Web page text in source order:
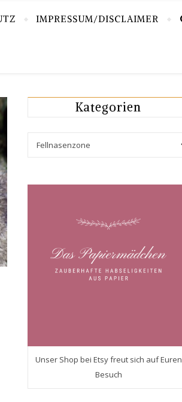
IMPRESSUM/DISCLAIMER
Kategorien
Kategorien
Unser Shop bei Etsy freut sich auf Euren
Besuch